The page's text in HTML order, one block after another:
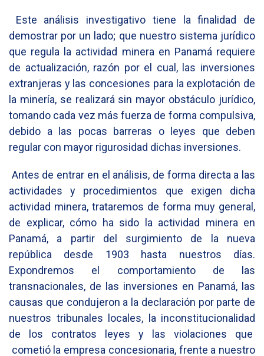
Este análisis investigativo tiene la finalidad de
demostrar por un lado; que nuestro sistema jurídico
que regula la actividad minera en Panamá requiere
de actualización, razón por el cual, las inversiones
extranjeras y las concesiones para la explotación de
la minería, se realizará sin mayor obstáculo jurídico,
tomando cada vez más fuerza de forma compulsiva,
debido a las pocas barreras o leyes que deben
regular con mayor rigurosidad dichas inversiones.
Antes de entrar en el análisis, de forma directa a las
actividades y procedimientos que exigen dicha
actividad minera, trataremos de forma muy general,
de explicar, cómo ha sido la actividad minera en
Panamá, a partir del surgimiento de la nueva
república desde 1903 hasta nuestros días.
Expondremos el comportamiento de las
transnacionales, de las inversiones en Panamá, las
causas que condujeron a la declaración por parte de
nuestros tribunales locales, la inconstitucionalidad
de los contratos leyes y las violaciones que
cometió la empresa concesionaria, frente a nuestro